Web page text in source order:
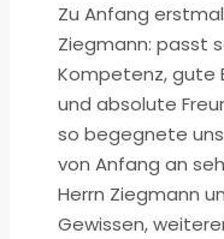
Zu Anfang
Ziegmann: passt
Kompetenz, gute
und absolute
so begegnete
von Anfang an
Herrn Ziegmann
Gewissen,